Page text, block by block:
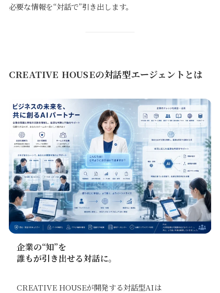
必要な情報を“対話で”引き出します。
CREATIVE HOUSEの対話型エージェントとは
企業の“知”を
誰もが引き出せる対話に。
CREATIVE HOUSEが開発する対話型AIは